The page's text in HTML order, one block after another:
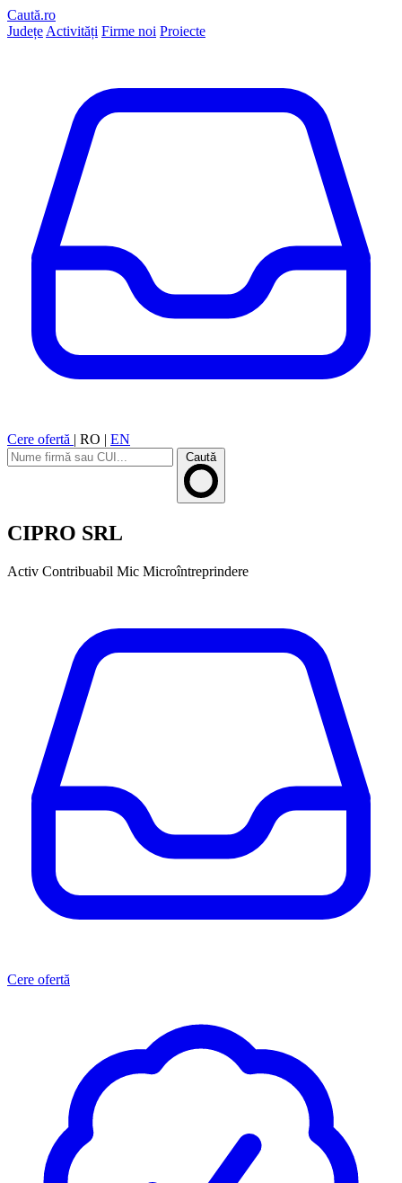
Caută.ro
Județe Activități Firme noi Proiecte
Cere ofertă | RO | EN
Caută
CIPRO SRL
Activ Contribuabil Mic Microîntreprindere
Cere ofertă